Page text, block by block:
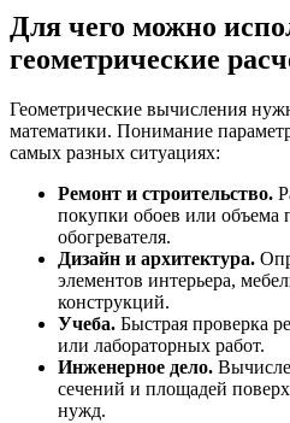
Для чего можно
геометрические
Геометрические вычисления
математики. Понимание
самых разных ситуациях:
Ремонт и строительство.
покупки обоев или объема
обогревателя.
Дизайн и архитектура.
элементов интерьера,
конструкций.
Учеба. Быстрая проверка
или лабораторных работ.
Инженерное дело.
сечений и площадей
нужд.